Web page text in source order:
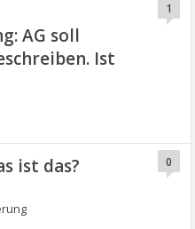
AG soll
Ist
1
ist das?
0